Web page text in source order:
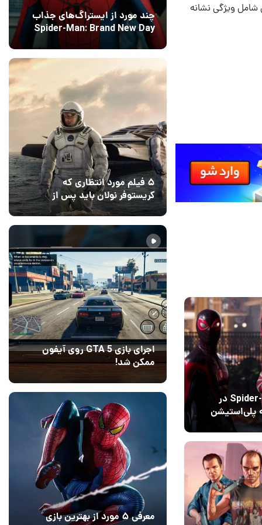
در کنار مراحل اختصاصی نسخه پلی‌استیشن 1، این بازی شامل ویژگی نشانه
بازی Spider-Man 2 در
پلی‌استیشن
چند مورد از ایستراگ‌های جذاب
Spider-Man: Brand New Day
فاش شدند
5
۵ فیلم مورد انتظاری که
کریستوفر نولان باید پس از
ادیسه بسازد
2 12 مرداد 1405
اجرای بازی GTA 5 روی آیفون
ممکن شد!
معرفی ۵ مورد از بهترین بازی